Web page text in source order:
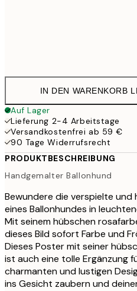
IN DEN WARENKORB
Auf Lager
Lieferung 2-4 Arbeitstage
Versandkostenfrei ab 59 €
90 Tage Widerrufsrecht
PRODUKTBESCHREIBUNG
Handgemalter Ballonhund
Bewundere die verspielte und
eines Ballonhundes in
Mit seinem hübschen
dieses Bild sofort Farbe und
Dieses Poster mit seiner
ist auch eine tolle Ergänzung
charmanten und lustigen
ins Gesicht zaubern und